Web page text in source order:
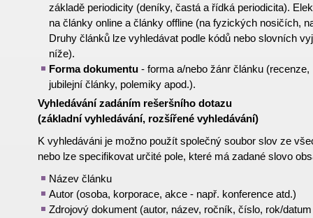
základě periodicity (deníky, častá a řídká periodicita).
na články online a články offline (na fyzických nosičích,
Druhy článků lze vyhledávat podle kódů nebo slovních
níže).
Forma dokumentu - forma a/nebo žánr článku
jubilejní články, polemiky apod.).
Vyhledávání zadáním rešeršního dotazu
(základní vyhledávání, rozšířené vyhledávání)
K vyhledáváni je možno použít společný soubor slov ze
nebo lze specifikovat určité pole, které má zadané slovo
Název článku
Autor (osoba, korporace, akce - např. konference atd.)
Zdrojový dokument (autor, název, ročník, číslo, rok/